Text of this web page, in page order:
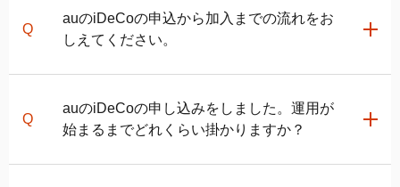
カスタマーサービスセンター
だければ書類でのお申し込みが可能です。
ただし、ご加入いただいた後、加入者サイトやauの投
資信託ポイントプログラムがご利用いただけませんの
auのiDeCoの申込から加入までの流れをお
しえてください。
加入を希望される方は auの お申し込みページ
て基本情報を登録してください。
その後の流れは、お客さまの申込種別により電子申請
または書類申込のいずれかになります。
auのiDeCoの申し込みをしました。運用が
始まるまでどれくらい掛かりますか？